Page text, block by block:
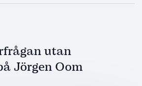
utan
Jörgen Oom